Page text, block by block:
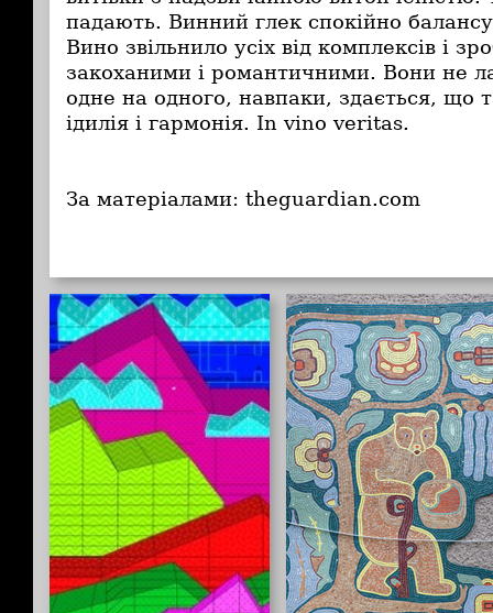
падають. Винний глек спокійно
Вино звільнило усіх від комплексів і
закоханими і романтичними. Вони не
одне на одного, навпаки, здається, що
ідилія і гармонія. In vino veritas.
За матеріалами: theguardian.com